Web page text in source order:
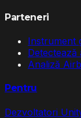
Parteneri
Instrument
Analiză
Pentru
Dezvoltatori